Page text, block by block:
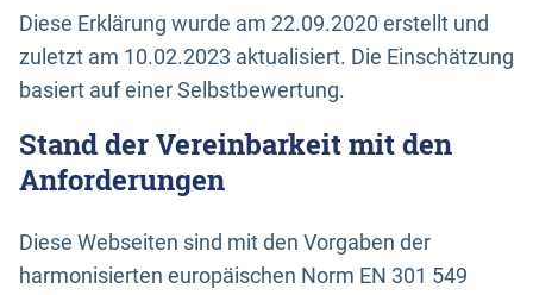
Diese Erklärung wurde am 22.09.2020 erstellt und
zuletzt am 10.02.2023 aktualisiert. Die Einschätzung
basiert auf einer Selbstbewertung.
Stand der Vereinbarkeit mit den
Anforderungen
Diese Webseiten sind mit den Vorgaben der
harmonisierten europäischen Norm EN 301 549